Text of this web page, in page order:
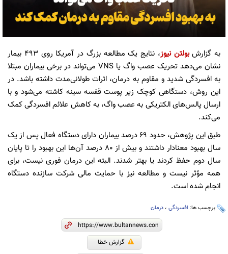
به گزارشبولتن نیوز
، نتایج یک مطالعه بزرگ در آمریکا روی ۴۹۳ بیمار
نشان می‌دهد تحریک عصب واگ یا VNS می‌تواند در برخی بیماران مبتلا
به افسردگی شدید و مقاوم به درمان، اثرات طولانی‌مدت داشته باشد. در
این روش، دستگاهی کوچک زیر پوست قفسه سینه کاشته می‌شود و با
ارسال پالس‌های الکتریکی به عصب واگ، به کاهش علائم افسردگی کمک
می‌کند.
طبق این پژوهش، حدود ۶۹ درصد بیماران دارای دستگاه فعال پس از یک
سال بهبود معنادار داشتند و بیش از ۸۰ درصد آن‌ها این بهبود را تا پایان
سال دوم حفظ کردند یا بهتر شدند. البته این درمان فوری نیست، برای
همه مؤثر نیست و مطالعه نیز با حمایت مالی شرکت سازنده دستگاه
انجام شده است.
برچسب ها: افسردگی ، درمان
گزارش خطا